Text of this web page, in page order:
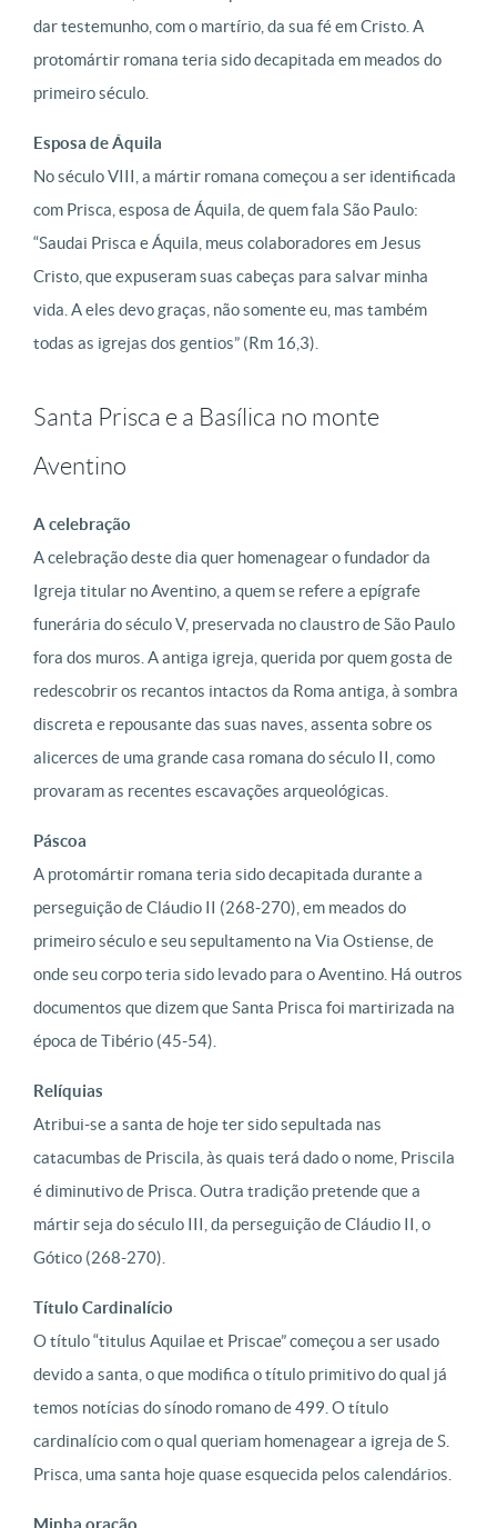
dar testemunho, com o martírio, da sua fé em Cristo. A
protomártir romana teria sido decapitada em meados do
primeiro século.
Esposa de Áquila
No século VIII, a mártir romana começou a ser identificada
com Prisca, esposa de Áquila, de quem fala São Paulo:
“Saudai Prisca e Áquila, meus colaboradores em Jesus
Cristo, que expuseram suas cabeças para salvar minha
vida. A eles devo graças, não somente eu, mas também
todas as igrejas dos gentios” (Rm 16,3).
Santa Prisca e a Basílica no monte
Aventino
A celebração
A celebração deste dia quer homenagear o fundador da
Igreja titular no Aventino, a quem se refere a epígrafe
funerária do século V, preservada no claustro de São Paulo
fora dos muros. A antiga igreja, querida por quem gosta de
redescobrir os recantos intactos da Roma antiga, à sombra
discreta e repousante das suas naves, assenta sobre os
alicerces de uma grande casa romana do século II, como
provaram as recentes escavações arqueológicas.
Páscoa
A protomártir romana teria sido decapitada durante a
perseguição de Cláudio II (268-270), em meados do
primeiro século e seu sepultamento na Via Ostiense, de
onde seu corpo teria sido levado para o Aventino. Há outros
documentos que dizem que Santa Prisca foi martirizada na
época de Tibério (45-54).
Relíquias
Atribui-se a santa de hoje ter sido sepultada nas
catacumbas de Priscila, às quais terá dado o nome, Priscila
é diminutivo de Prisca. Outra tradição pretende que a
mártir seja do século III, da perseguição de Cláudio II, o
Gótico (268-270).
Título Cardinalício
O título “titulus Aquilae et Priscae” começou a ser usado
devido a santa, o que modifica o título primitivo do qual já
temos notícias do sínodo romano de 499. O título
cardinalício com o qual queriam homenagear a igreja de S.
Prisca, uma santa hoje quase esquecida pelos calendários.
Minha oração